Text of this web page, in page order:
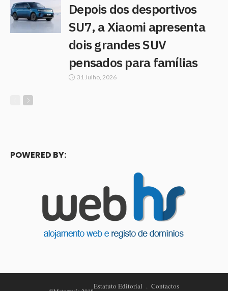
Depois dos desportivos
SU7, a Xiaomi apresenta
dois grandes SUV
pensados para famílias
31 Julho, 2026
POWERED BY:
Estatuto Editorial Contactos